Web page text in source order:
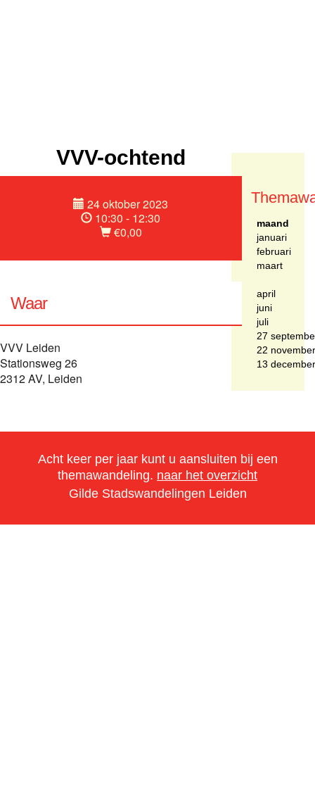
VVV-ochtend
24 oktober 2023
10:30 - 12:30
€0,00
Waar
VVV Leiden
Stationsweg 26
2312 AV, Leiden
maand
januari
februari
maart
april
juni
juli
27
22 november
13 december
Acht keer per jaar kunt u aansluiten bij een
themawandeling. naar het overzicht
Gilde Stadswandelingen Leiden